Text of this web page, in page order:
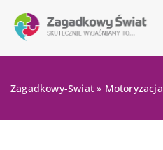
Zagadkowy-Swiat » Motoryzacja